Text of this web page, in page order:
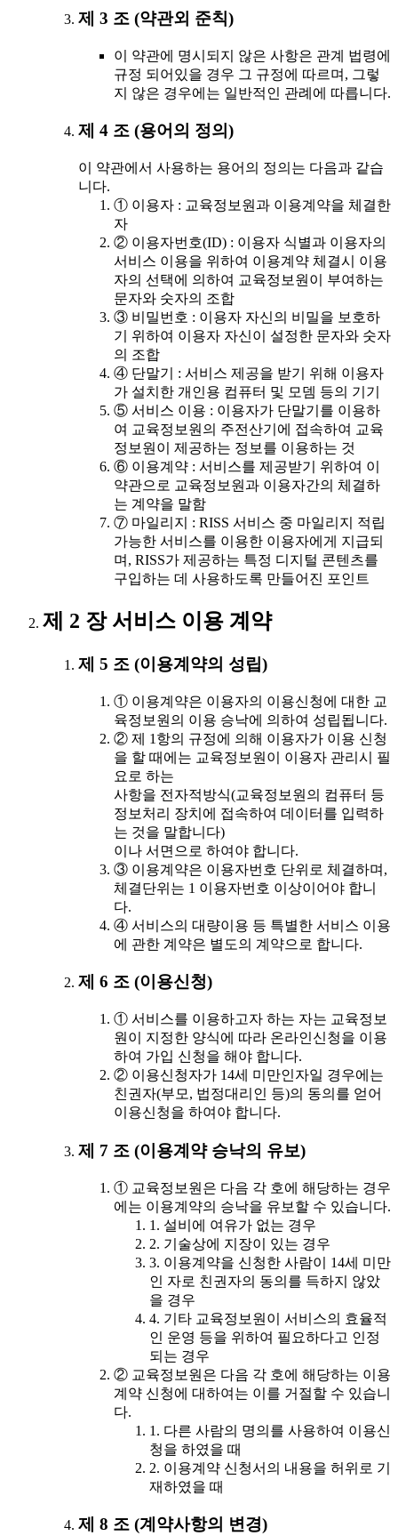
제 3 조 (약관외 준칙)
이 약관에 명시되지 않은 사항은 관계 법령에
규정 되어있을 경우 그 규정에 따르며, 그렇
지 않은 경우에는 일반적인 관례에 따릅니다.
제 4 조 (용어의 정의)
이 약관에서 사용하는 용어의 정의는 다음과 같습
니다.
① 이용자 : 교육정보원과 이용계약을 체결한
자
② 이용자번호(ID) : 이용자 식별과 이용자의
서비스 이용을 위하여 이용계약 체결시 이용
자의 선택에 의하여 교육정보원이 부여하는
문자와 숫자의 조합
③ 비밀번호 : 이용자 자신의 비밀을 보호하
기 위하여 이용자 자신이 설정한 문자와 숫자
의 조합
④ 단말기 : 서비스 제공을 받기 위해 이용자
가 설치한 개인용 컴퓨터 및 모뎀 등의 기기
⑤ 서비스 이용 : 이용자가 단말기를 이용하
여 교육정보원의 주전산기에 접속하여 교육
정보원이 제공하는 정보를 이용하는 것
⑥ 이용계약 : 서비스를 제공받기 위하여 이
약관으로 교육정보원과 이용자간의 체결하
는 계약을 말함
⑦ 마일리지 : RISS 서비스 중 마일리지 적립
가능한 서비스를 이용한 이용자에게 지급되
며, RISS가 제공하는 특정 디지털 콘텐츠를
구입하는 데 사용하도록 만들어진 포인트
제 2 장 서비스 이용 계약
제 5 조 (이용계약의 성립)
① 이용계약은 이용자의 이용신청에 대한 교
육정보원의 이용 승낙에 의하여 성립됩니다.
② 제 1항의 규정에 의해 이용자가 이용 신청
을 할 때에는 교육정보원이 이용자 관리시 필
요로 하는
사항을 전자적방식(교육정보원의 컴퓨터 등
정보처리 장치에 접속하여 데이터를 입력하
는 것을 말합니다)
이나 서면으로 하여야 합니다.
③ 이용계약은 이용자번호 단위로 체결하며,
체결단위는 1 이용자번호 이상이어야 합니
다.
④ 서비스의 대량이용 등 특별한 서비스 이용
에 관한 계약은 별도의 계약으로 합니다.
제 6 조 (이용신청)
① 서비스를 이용하고자 하는 자는 교육정보
원이 지정한 양식에 따라 온라인신청을 이용
하여 가입 신청을 해야 합니다.
② 이용신청자가 14세 미만인자일 경우에는
친권자(부모, 법정대리인 등)의 동의를 얻어
이용신청을 하여야 합니다.
제 7 조 (이용계약 승낙의 유보)
① 교육정보원은 다음 각 호에 해당하는 경우
에는 이용계약의 승낙을 유보할 수 있습니다.
1. 설비에 여유가 없는 경우
2. 기술상에 지장이 있는 경우
3. 이용계약을 신청한 사람이 14세 미만
인 자로 친권자의 동의를 득하지 않았
을 경우
4. 기타 교육정보원이 서비스의 효율적
인 운영 등을 위하여 필요하다고 인정
되는 경우
② 교육정보원은 다음 각 호에 해당하는 이용
계약 신청에 대하여는 이를 거절할 수 있습니
다.
1. 다른 사람의 명의를 사용하여 이용신
청을 하였을 때
2. 이용계약 신청서의 내용을 허위로 기
재하였을 때
제 8 조 (계약사항의 변경)